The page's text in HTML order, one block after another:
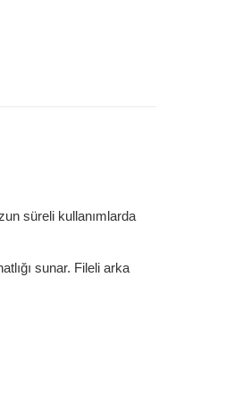
süreli kullanımlarda
sunar. Fileli arka